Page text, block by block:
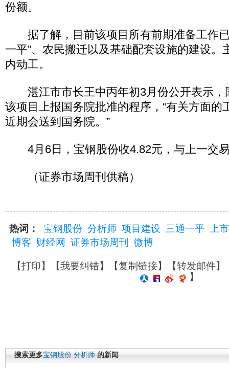
份额。
据了解，目前该项目所有前期准备工作已
一平”、农民搬迁以及基础配套设施的建设。
内动工。
湛江市市长王中丙年初3月份公开表示，
该项目上报国务院批准的程序，“有关方面的
近期会送到国务院。”
4月6日，宝钢股份收4.82元，与上一交
（证券市场周刊供稿）
热词： 宝钢股份 分析师 项目建设 三通一平
上
博客 财经网 证券市场周刊 微博
【打印】【我要纠错】【复制链接】【转发邮件】
】
搜索更多宝钢股份 分析师 的新闻